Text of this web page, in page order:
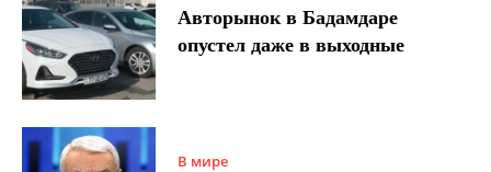
Авторынок в Бадамдаре
опустел даже в выходные
В мире